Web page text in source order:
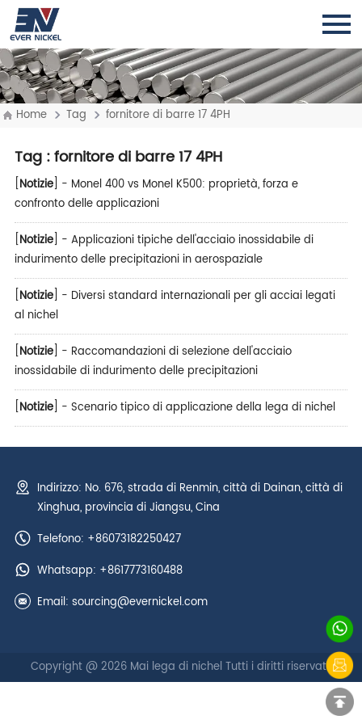
Home Tag fornitore di barre 17 4PH
Tag: fornitore di barre 17 4PH
[Notizie] - Monel 400 vs Monel K500: proprietà, forza e
confronto delle applicazioni
[Notizie] - Applicazioni tipiche dell'acciaio inossidabile di
indurimento delle precipitazioni in aerospaziale
[Notizie] - Diversi standard internazionali per gli acciai legati
al nichel
[Notizie] - Raccomandazioni di selezione dell'acciaio
inossidabile di indurimento delle precipitazioni
[Notizie] - Scenario tipico di applicazione della lega di nichel
Indirizzo: No. 676, strada di Renmin, città di Dainan, città di
Xinghua, provincia di Jiangsu, Cina
Telefono: +86073182250427
Whatsapp: +8617773160488
Email: sourcing@evernickel.com
Copyright @ 2026 Mai lega di nichel Tutti i diritti riservati.